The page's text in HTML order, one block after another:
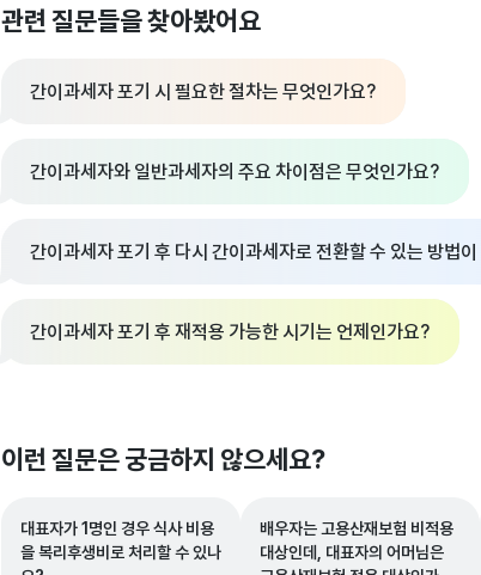
관련 질문들을 찾아봤어요
간이과세자 포기 시 필요한 절차는 무엇인가요?
간이과세자와 일반과세자의 주요 차이점은 무엇인가요?
간이과세자 포기 후 다시 간이과세자로 전환할 수 있는 방법
간이과세자 포기 후 재적용 가능한 시기는 언제인가요?
이런 질문은 궁금하지 않으세요?
대표자가 1명인 경우 식사 비용
을 복리후생비로 처리할 수 있나
배우자는 고용산재보험 비적용
대상인데, 대표자의 어머님은